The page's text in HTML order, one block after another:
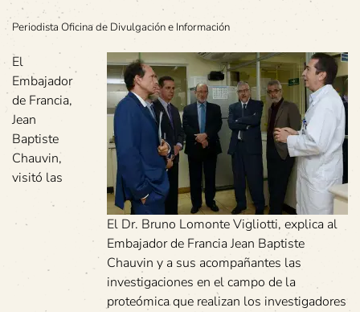
Periodista Oficina de Divulgación e Información
El Dr. Bruno Lomonte Vigliotti, explica al
Embajador de Francia Jean Baptiste
Chauvin y a sus acompañantes las
investigaciones en el campo de la
proteómica que realizan los investigadores
El
Embajador
de Francia,
Jean
Baptiste
Chauvin,
visitó las